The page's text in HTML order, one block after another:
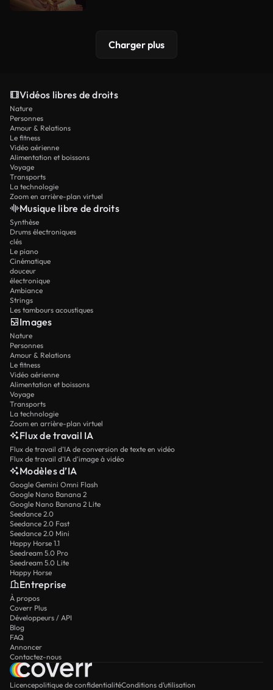
Charger plus
Vidéos libres de droits
Nature
Personnes
Amour & Relations
Le fitness
Vidéo aérienne
Alimentation et boissons
Voyage
Transports
La technologie
Zoom en arrière-plan virtuel
Musique libre de droits
Synthèse
Drums électroniques
clés
Le piano
Cinématique
douceur
électronique
Ambiance
Strings
Les tambours acoustiques
Images
Nature
Personnes
Amour & Relations
Le fitness
Vidéo aérienne
Alimentation et boissons
Voyage
Transports
La technologie
Zoom en arrière-plan virtuel
Flux de travail IA
Flux de travail d’IA de conversion de texte en vidéo
Flux de travail d’IA d’image à vidéo
Modèles d’IA
Google Gemini Omni Flash
Google Nano Banana 2
Google Nano Banana 2 Lite
Seedance 2.0
Seedance 2.0 Fast
Seedance 2.0 Mini
Happy Horse 1.1
Seedream 5.0 Pro
Seedream 5.0 Lite
Happy Horse
Entreprise
À propos
Coverr Plus
Développeurs / API
Blog
FAQ
Annoncer
Contactez-nous
Licencepolitique de confidentialitéConditions d’utilisation